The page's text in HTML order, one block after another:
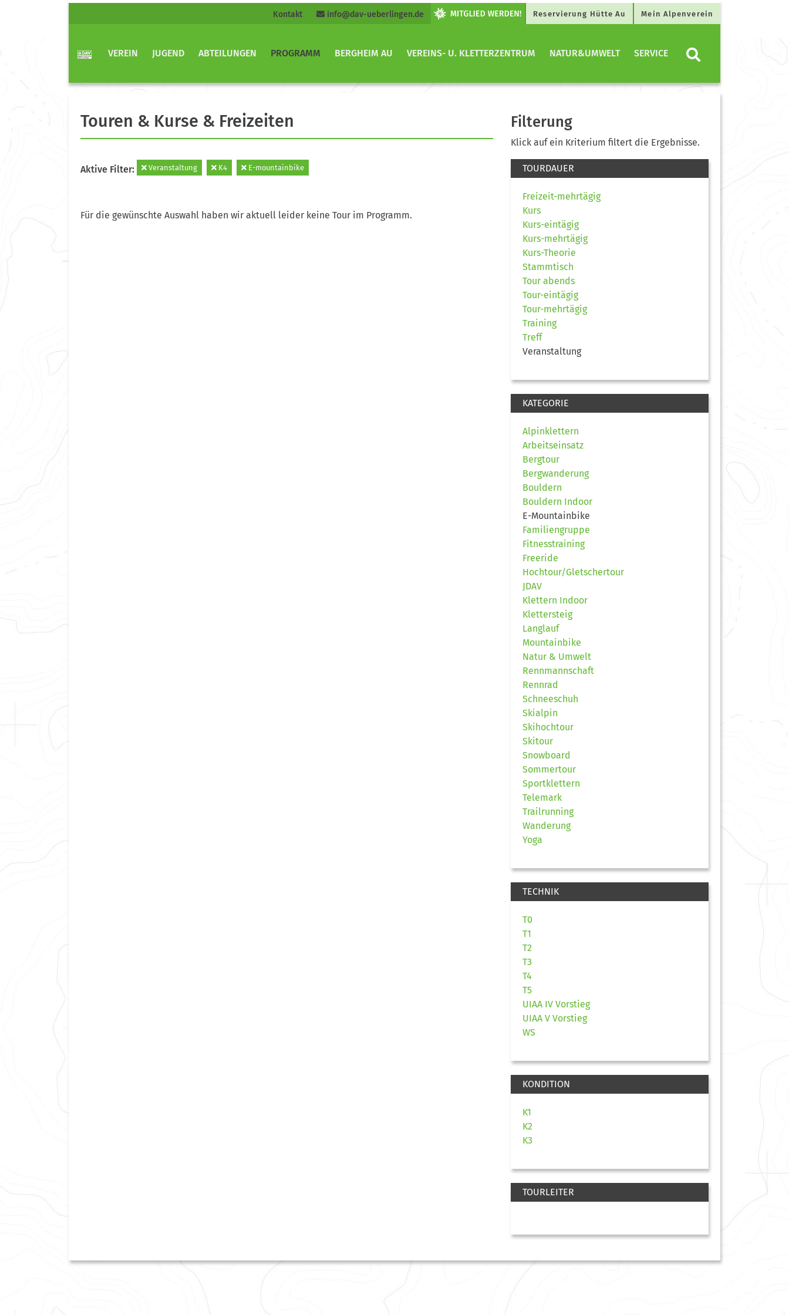
Kontakt info@dav-ueberlingen.de Reservierung Hütte Au Mein Alpenverein
VEREIN JUGEND ABTEILUNGEN PROGRAMM BERGHEIM AU VEREINS- U. KLETTERZENTRUM NATUR&UMWELT SERVICE
Touren & Kurse & Freizeiten
Aktive Filter: Veranstaltung K4 E-mountainbike
Für die gewünschte Auswahl haben wir aktuell leider keine Tour im Programm.
Filterung
Klick auf ein Kriterium filtert die Ergebnisse.
TOURDAUER
Freizeit-mehrtägig
Kurs
Kurs-eintägig
Kurs-mehrtägig
Kurs-Theorie
Stammtisch
Tour abends
Tour-eintägig
Tour-mehrtägig
Training
Treff
Veranstaltung
KATEGORIE
Alpinklettern
Arbeitseinsatz
Bergtour
Bergwanderung
Bouldern
Bouldern Indoor
E-Mountainbike
Familiengruppe
Fitnesstraining
Freeride
Hochtour/Gletschertour
JDAV
Klettern Indoor
Klettersteig
Langlauf
Mountainbike
Natur & Umwelt
Rennmannschaft
Rennrad
Schneeschuh
Skialpin
Skihochtour
Skitour
Snowboard
Sommertour
Sportklettern
Telemark
Trailrunning
Wanderung
Yoga
TECHNIK
T0
T1
T2
T3
T4
T5
UIAA IV Vorstieg
UIAA V Vorstieg
WS
KONDITION
K1
K2
K3
TOURLEITER